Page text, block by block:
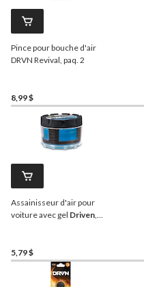
Pince pour bouche d'air
DRVN Revival, paq. 2
8,99 $
Assainisseur d'air pour
voiture avec gel Driven
5,79 $